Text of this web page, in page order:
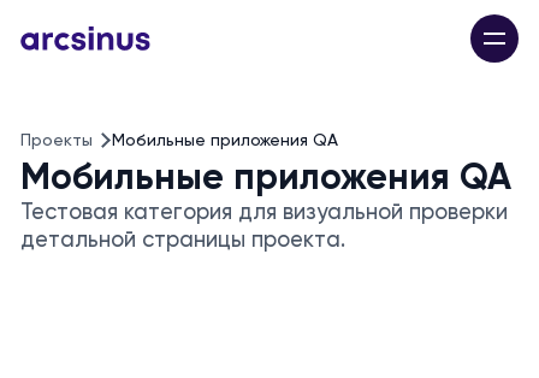
Проекты Мобильные приложения QA
Мобильные приложения QA
Тестовая категория для визуальной проверки
детальной страницы проекта.